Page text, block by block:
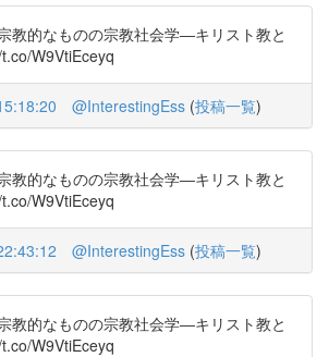
教的なものの宗教社会学―キリスト教と
W9VtiEceyq
@InterestingEss (投稿一覧)
教的なものの宗教社会学―キリスト教と
W9VtiEceyq
@InterestingEss (投稿一覧)
教的なものの宗教社会学―キリスト教と
W9VtiEceyq